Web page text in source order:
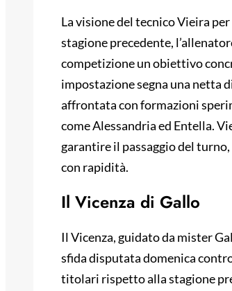
La visione del tecnico Vieira
stagione precedente,
competizione un obiettivo
impostazione segna una netta
affrontata con formazioni
come Alessandria ed Entella.
garantire il passaggio del
con rapidità.
Il Vicenza di Gallo
Il Vicenza, guidato da mister
sfida disputata domenica
titolari rispetto alla stagione